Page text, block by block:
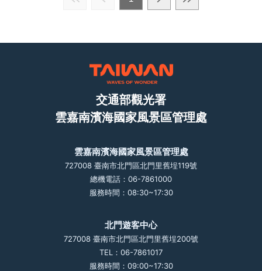
交通部觀光署
雲嘉南濱海國家風景區管理處
雲嘉南濱海國家風景區管理處
727008 臺南市北門區北門里舊埕119號
總機電話：06-7861000
服務時間：08:30~17:30
北門遊客中心
727008 臺南市北門區北門里舊埕200號
TEL：06-7861017
服務時間：09:00~17:30